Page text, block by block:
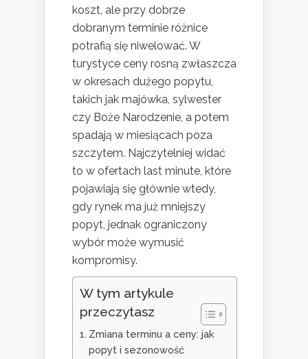
koszt, ale przy dobrze
dobranym terminie różnice
potrafią się niwelować. W
turystyce ceny rosną zwłaszcza
w okresach dużego popytu,
takich jak majówka, sylwester
czy Boże Narodzenie, a potem
spadają w miesiącach poza
szczytem. Najczytelniej widać
to w ofertach last minute, które
pojawiają się głównie wtedy,
gdy rynek ma już mniejszy
popyt, jednak ograniczony
wybór może wymusić
kompromisy.
W tym artykule
przeczytasz
Zmiana terminu a ceny: jak
popyt i sezonowość